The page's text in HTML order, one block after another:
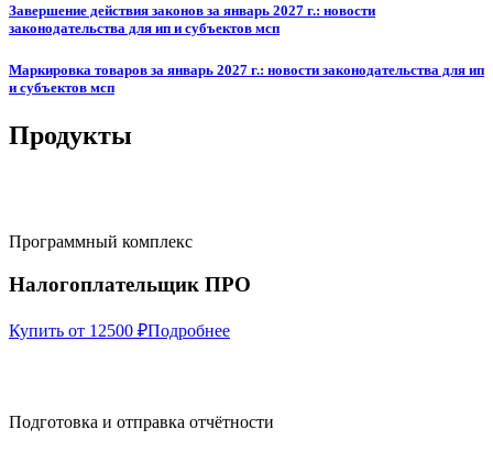
Завершение действия законов за январь 2027 г.: новости
законодательства для ип и субъектов мсп
Маркировка товаров за январь 2027 г.: новости законодательства для ип
и субъектов мсп
Продукты
Программный комплекс
Налогоплательщик ПРО
Купить от 12500 ₽Подробнее
Подготовка и отправка отчётности